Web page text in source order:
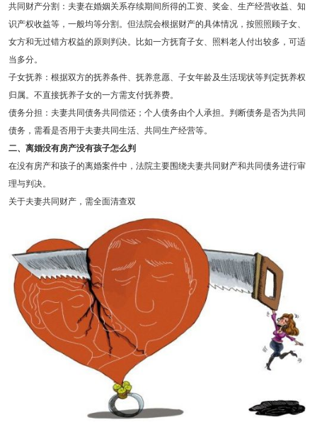
共同财产分割：夫妻在婚姻关系存续期间所得的工资、奖金、生产经营收益、知
识产权收益等，一般均等分割。但法院会根据财产的具体情况，按照照顾子女、
女方和无过错方权益的原则判决。比如一方抚育子女、照料老人付出较多，可适
当多分。
子女抚养：根据双方的抚养条件、抚养意愿、子女年龄及生活现状等判定抚养权
归属。不直接抚养子女的一方需支付抚养费。
债务分担：夫妻共同债务共同偿还；个人债务由个人承担。判断债务是否为共同
债务，需看是否用于夫妻共同生活、共同生产经营等。
二、离婚没有房产没有孩子怎么判
在没有房产和孩子的离婚案件中，法院主要围绕夫妻共同财产和共同债务进行审
理与判决。
关于夫妻共同财产，需全面清查双